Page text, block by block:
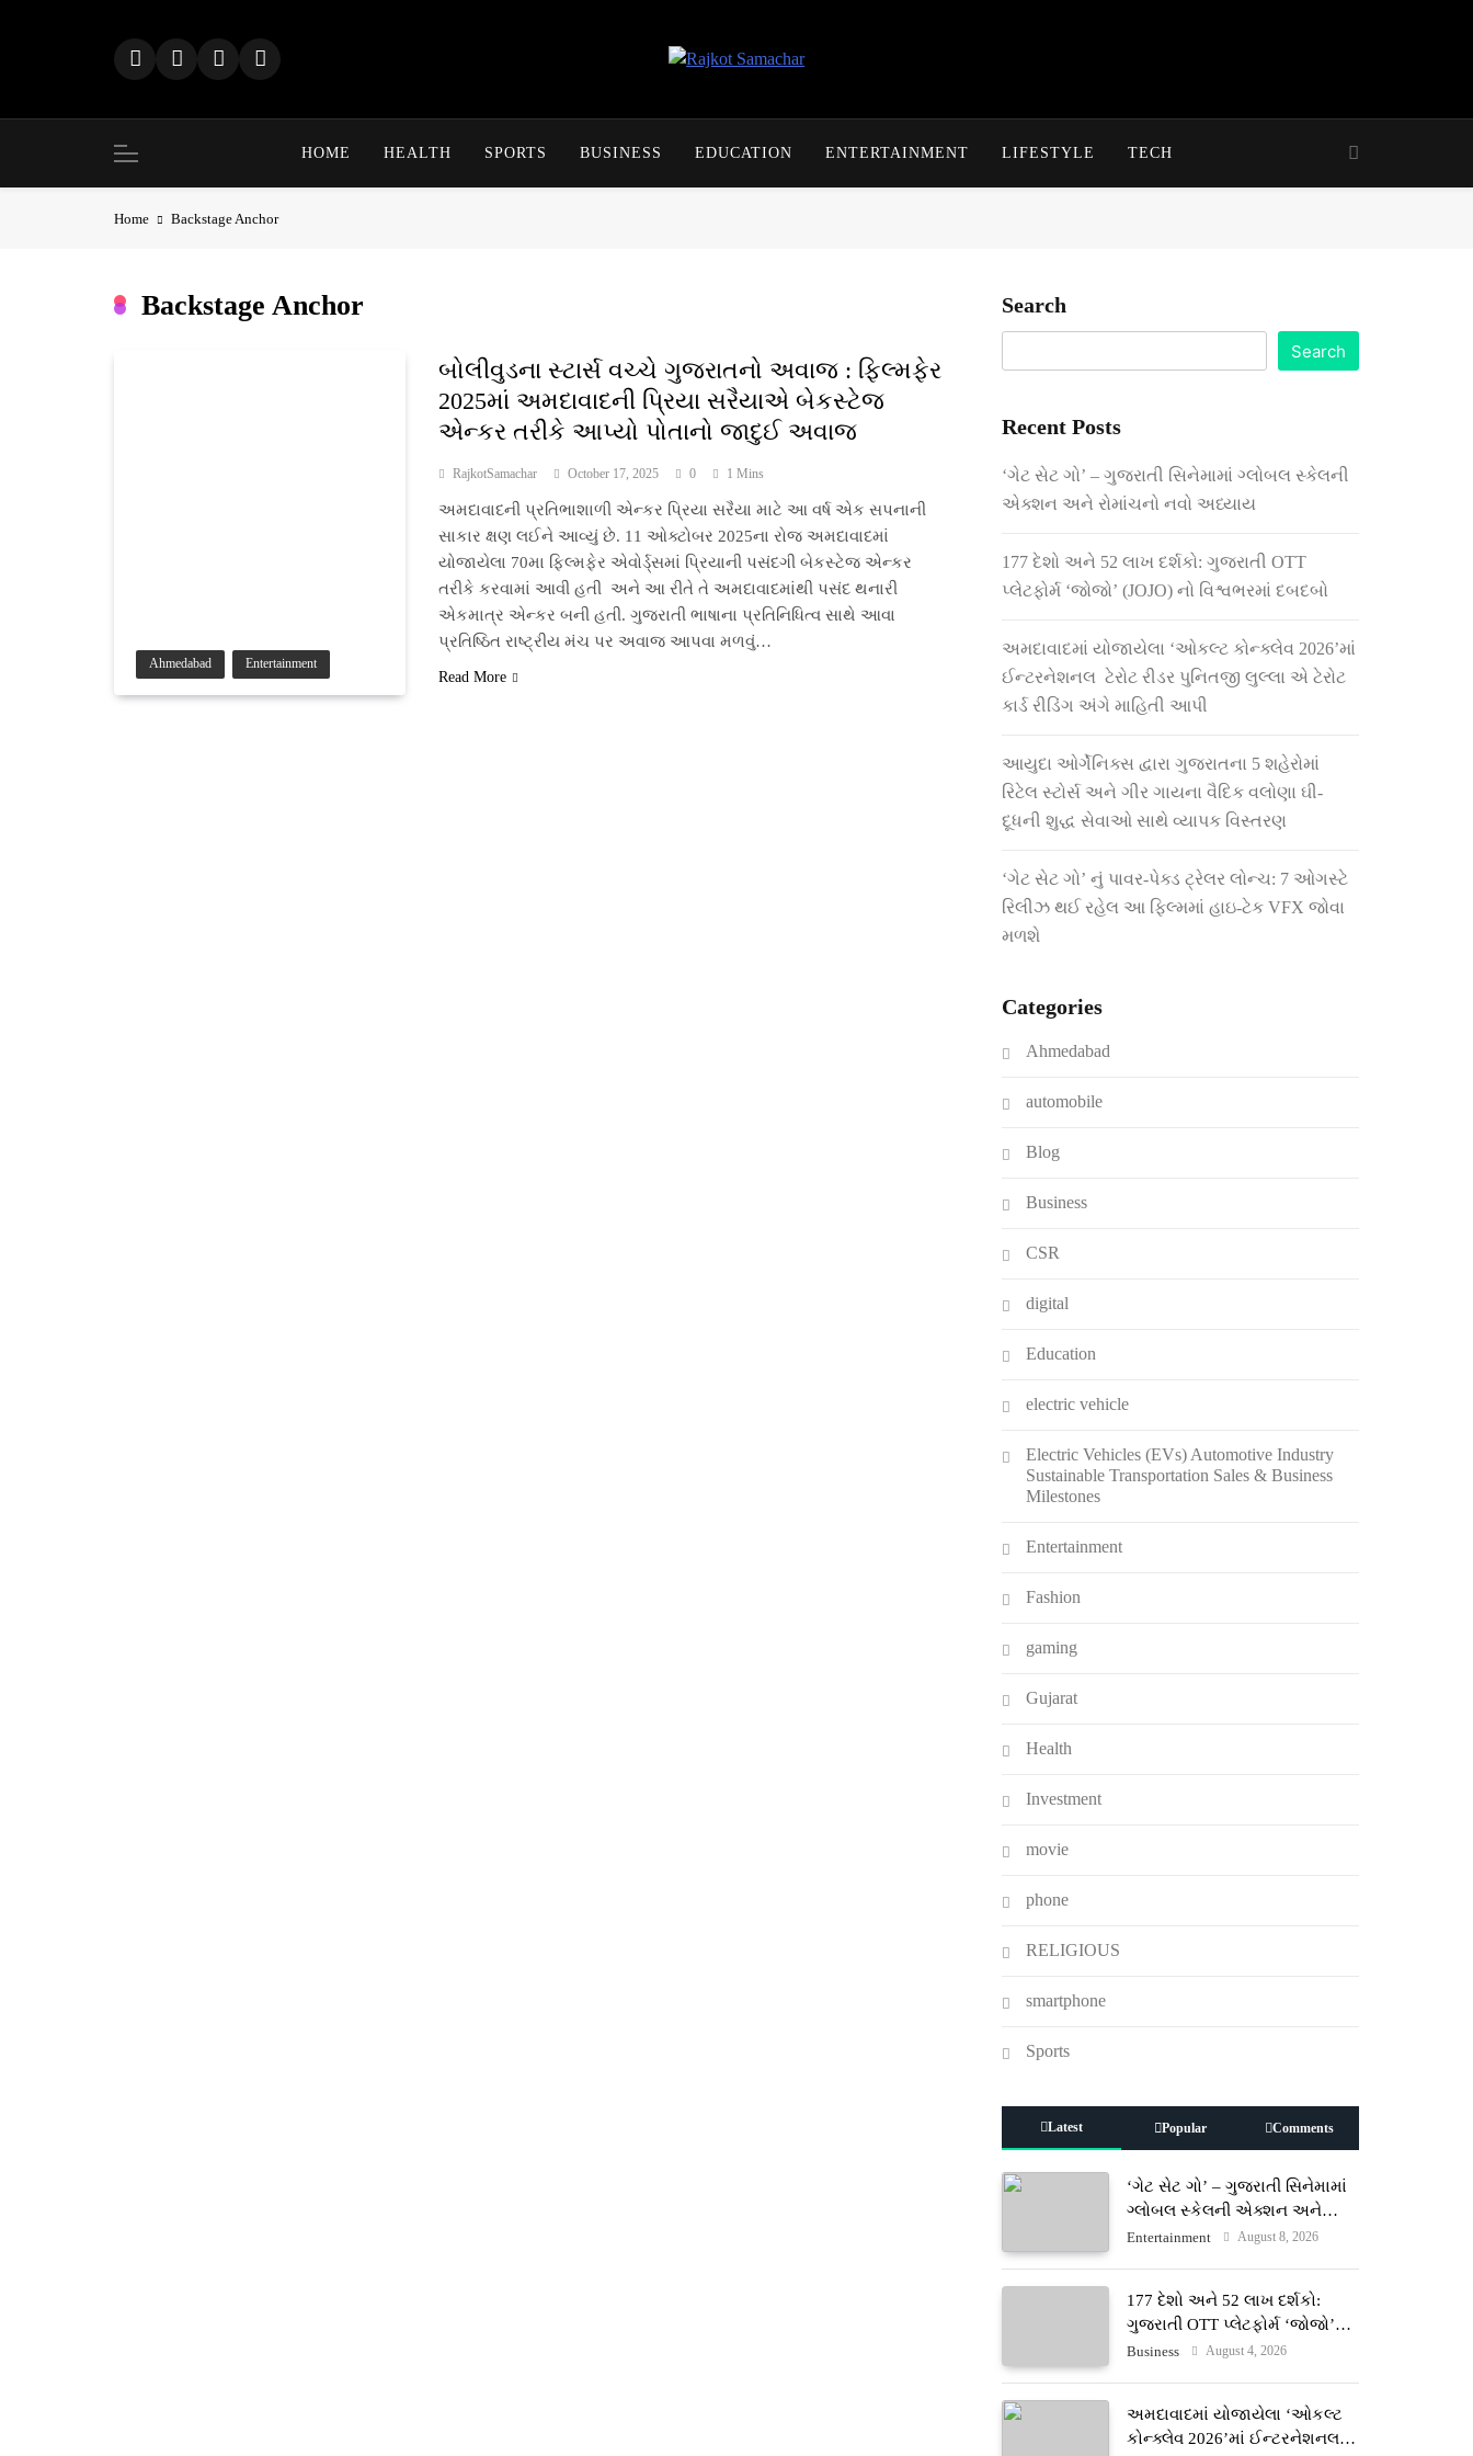
HOME HEALTH SPORTS BUSINESS EDUCATION ENTERTAINMENT LIFESTYLE TECH
Home Backstage Anchor
Backstage Anchor
Ahmedabad Entertainment
બોલીવુડના સ્ટાર્સ વચ્ચે ગુજરાતનો અવાજ : ફિલ્મફેર
2025માં અમદાવાદની પ્રિયા સરૈયાએ બેકસ્ટેજ
એન્કર તરીકે આપ્યો પોતાનો જાદુઈ અવાજ
RajkotSamachar October 17, 2025 0 1 Mins
અમદાવાદની પ્રતિભાશાળી એન્કર પ્રિયા સરૈયા માટે આ વર્ષ એક સપનાની
સાકાર ક્ષણ લઈને આવ્યું છે. 11 ઓક્ટોબર 2025ના રોજ અમદાવાદમાં
યોજાયેલા 70મા ફિલ્મફેર એવોર્ડ્સમાં પ્રિયાની પસંદગી બેકસ્ટેજ એન્કર
તરીકે કરવામાં આવી હતી અને આ રીતે તે અમદાવાદમાંથી પસંદ થનારી
એકમાત્ર એન્કર બની હતી. ગુજરાતી ભાષાના પ્રતિનિધિત્વ સાથે આવા
પ્રતિષ્ઠિત રાષ્ટ્રીય મંચ પર અવાજ આપવા મળવું…
Read More
Search
Search
Recent Posts
‘ગેટ સેટ ગો’ – ગુજરાતી સિનેમામાં ગ્લોબલ સ્કેલની
એક્શન અને રોમાંચનો નવો અધ્યાય
177 દેશો અને 52 લાખ દર્શકો: ગુજરાતી OTT
પ્લેટફોર્મ ‘જોજો’ (JOJO) નો વિશ્વભરમાં દબદબો
અમદાવાદમાં યોજાયેલા ‘ઓકલ્ટ કોન્ક્લેવ 2026’માં
ઈન્ટરનેશનલ ટેરોટ રીડર પુનિતજી લુલ્લા એ ટેરોટ
કાર્ડ રીડિંગ અંગે માહિતી આપી
આયુદા ઓર્ગેનિક્સ દ્વારા ગુજરાતના 5 શહેરોમાં
રિટેલ સ્ટોર્સ અને ગીર ગાયના વૈદિક વલોણા ઘી-
દૂધની શુદ્ધ સેવાઓ સાથે વ્યાપક વિસ્તરણ
‘ગેટ સેટ ગો’ નું પાવર-પેક્ડ ટ્રેલર લોન્ચ: 7 ઓગસ્ટે
રિલીઝ થઈ રહેલ આ ફિલ્મમાં હાઇ-ટેક VFX જોવા
મળશે
Categories
Ahmedabad
automobile
Blog
Business
CSR
digital
Education
electric vehicle
Electric Vehicles (EVs) Automotive Industry
Sustainable Transportation Sales & Business
Milestones
Entertainment
Fashion
gaming
Gujarat
Health
Investment
movie
phone
RELIGIOUS
smartphone
Sports
Latest Popular Comments
‘ગેટ સેટ ગો’ – ગુજરાતી સિનેમામાં
ગ્લોબલ સ્કેલની એક્શન અને
રોમાંચનો નવો અધ્યાય
Entertainment August 8, 2026
177 દેશો અને 52 લાખ દર્શકો:
ગુજરાતી OTT પ્લેટફોર્મ ‘જોજો’
(JOJO) નો વિશ્વભરમાં દબદબો
Business August 4, 2026
અમદાવાદમાં યોજાયેલા ‘ઓકલ્ટ
કોન્ક્લેવ 2026’માં ઈન્ટરનેશનલ